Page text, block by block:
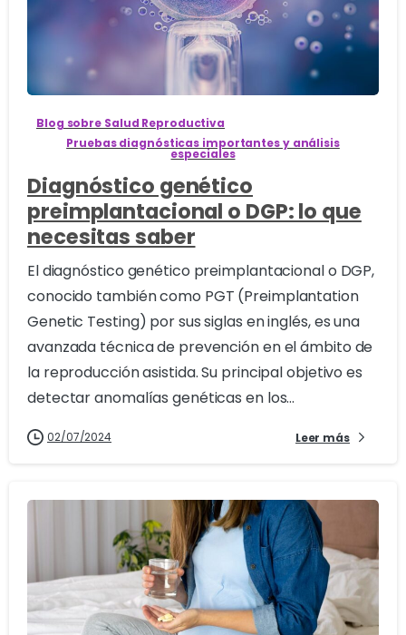
Blog sobre Salud Reproductiva
Pruebas diagnósticas importantes y análisis
especiales
Diagnóstico genético
preimplantacional o DGP: lo que
necesitas saber
El diagnóstico genético preimplantacional o DGP,
conocido también como PGT (Preimplantation
Genetic Testing) por sus siglas en inglés, es una
avanzada técnica de prevención en el ámbito de
la reproducción asistida. Su principal objetivo es
detectar anomalías genéticas en los...
02/07/2024 Leer más